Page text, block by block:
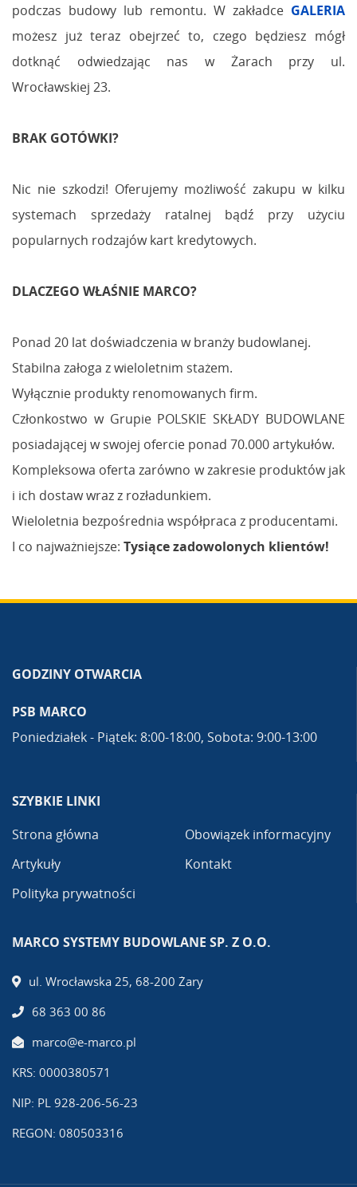
podczas budowy lub remontu. W zakładce GALERIA
możesz już teraz obejrzeć to, czego będziesz mógł
dotknąć odwiedzając nas w Żarach przy ul.
Wrocławskiej 23.
BRAK GOTÓWKI?
Nic nie szkodzi! Oferujemy możliwość zakupu w kilku
systemach sprzedaży ratalnej bądź przy użyciu
popularnych rodzajów kart kredytowych.
DLACZEGO WŁAŚNIE MARCO?
Ponad 20 lat doświadczenia w branży budowlanej.
Stabilna załoga z wieloletnim stażem.
Wyłącznie produkty renomowanych firm.
Członkostwo w Grupie POLSKIE SKŁADY BUDOWLANE
posiadającej w swojej ofercie ponad 70.000 artykułów.
Kompleksowa oferta zarówno w zakresie produktów jak
i ich dostaw wraz z rozładunkiem.
Wieloletnia bezpośrednia współpraca z producentami.
I co najważniejsze: Tysiące zadowolonych klientów!
GODZINY OTWARCIA
PSB MARCO
Poniedziałek - Piątek: 8:00-18:00, Sobota: 9:00-13:00
SZYBKIE LINKI
Strona główna
Artykuły
Polityka prywatności
Obowiązek informacyjny
Kontakt
MARCO SYSTEMY BUDOWLANE SP. Z O.O.
ul. Wrocławska 25, 68-200 Żary
68 363 00 86
marco@e-marco.pl
KRS: 0000380571
NIP: PL 928-206-56-23
REGON: 080503316